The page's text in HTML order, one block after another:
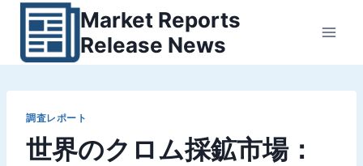
Market Reports
Release News
調査レポート
世界のクロム採鉱市場：